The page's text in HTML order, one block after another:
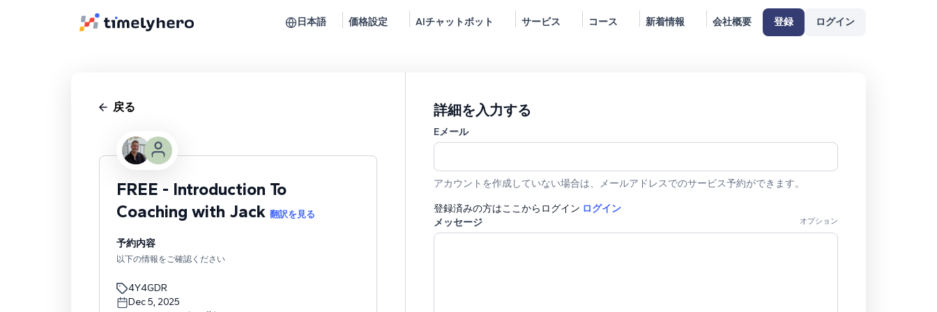
日本語 価格設定 AIチャットボット サービス コース 新着情報 会社概要 登録 ログイン
戻る
FREE - Introduction To
Coaching with Jack 翻訳を見る
予約内容
以下の情報をご確認ください
4Y4GDR
Dec 5, 2025
詳細を入力する
Eメール
アカウントを作成していない場合は、メールアドレスでのサービス予約ができます。
登録済みの方はここからログイン ログイン
メッセージ
オプション